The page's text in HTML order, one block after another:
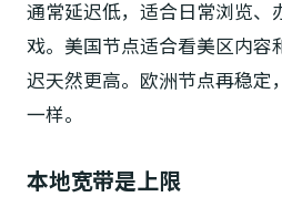
通常延迟低，适合日常浏览、
戏。美国节点适合看美区内容
迟天然更高。欧洲节点再稳定
一样。
本地宽带是上限